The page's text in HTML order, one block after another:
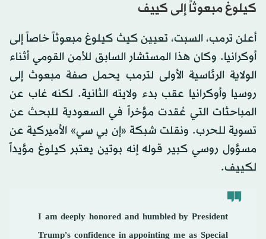
كيلوغ مبعوثاً إلى كييف
أعلن ترمب، السبت، تعيين كيث كيلوغ مبعوثاً خاصاً إلى
أوكرانيا. وكان هذا المستشار السابق للأمن القومي أثناء
الولاية الرئاسية الأولى لترمب يحمل صفة مبعوث إلى
روسيا وأوكرانيا عقب بدء ولايته الثانية. لكنه غاب عن
المباحثات التي عُقدت مؤخراً في السعودية للبحث عن
تسوية للحرب. ونقلت شبكة «إن بي سي» الأميركية عن
مسؤول روسي كبير قوله إنه بوتين يعتبر كيلوغ مؤيداً
لكييف.
I am deeply honored and humbled by President
Trump’s confidence in appointing me as Special